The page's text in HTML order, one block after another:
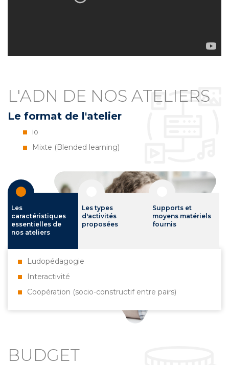
L'ADN DE NOS ATELIERS
Le format de l'atelier
io
Mixte (Blended learning)
Les
caractéristiques
essentielles de
nos ateliers
Les types
d'activités
proposées
Supports et
moyens matériels
fournis
Ludopédagogie
Interactivité
Coopération (socio-constructif entre pairs)
BUDGET